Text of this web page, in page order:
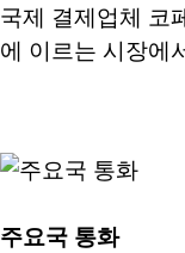
국제 결제업체 코
에 이르는 시장에
주요국 통화